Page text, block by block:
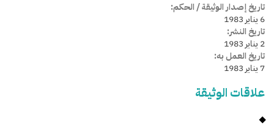
تاريخ إصدار الوثيقة / الحكم:
6 يناير 1983
تاريخ النشر:
2 يناير 1983
تاريخ العمل به:
7 يناير 1983
علاقات الوثيقة